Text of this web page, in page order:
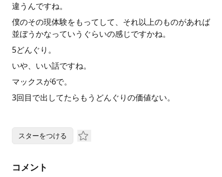
違うんですね。
僕のその現体験をもってして、それ以上のものがあれば
並ぼうかなっていうぐらいの感じですかね。
5どんぐり。
いや、いい話ですね。
マックスが6で。
3回目で出してたらもうどんぐりの価値ない。
スターをつける
コメント